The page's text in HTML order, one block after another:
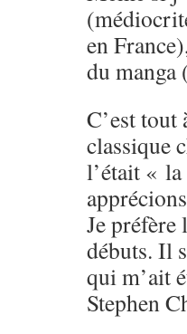
en
du manga
C’est tout
classique
l’était «
Je préfère
débuts. Il
qui m’ait
Stephen